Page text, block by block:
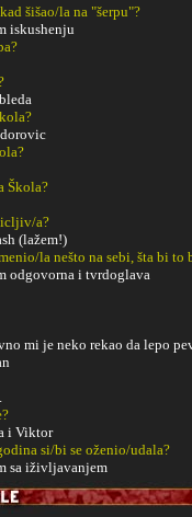
šišao/la na "šerpu"?
iskushenju
Škola?
a?
(lažem!)
la nešto na sebi, šta bi to
odgovorna i tvrdoglava
mi je neko rekao da lepo
i Viktor
si/bi se oženio/udala?
sa iživljavanjem